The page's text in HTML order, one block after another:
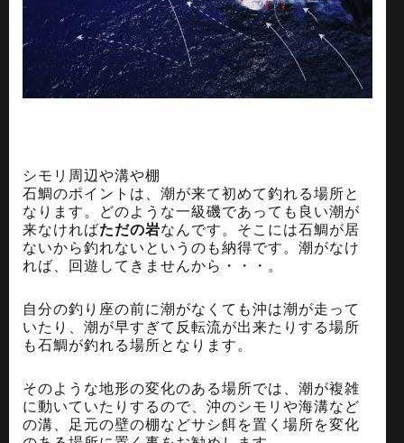
シモリ周辺や溝や棚
石鯛のポイントは、潮が来て初めて釣れる場所と
なります。どのような一級磯であっても良い潮が
来なければただの岩なんです。そこには石鯛が居
ないから釣れないというのも納得です。潮がなけ
れば、回遊してきませんから・・・。
自分の釣り座の前に潮がなくても沖は潮が走って
いたり、潮が早すぎて反転流が出来たりする場所
も石鯛が釣れる場所となります。
そのような地形の変化のある場所では、潮が複雑
に動いていたりするので、沖のシモリや海溝など
の溝、足元の壁の棚などサシ餌を置く場所を変化